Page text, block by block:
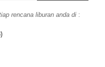
rencana liburan anda di :